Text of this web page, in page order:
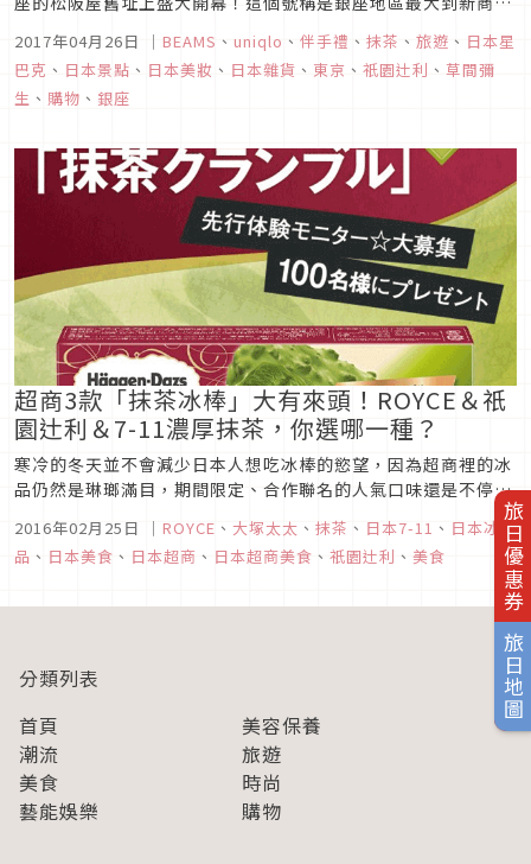
旅日優惠券
旅日地圖
場，就在銀座6丁目•銀座中央通上的UNIQLO前面，是座集合
了商辦、文化、交流設施、空中庭園、觀光景點等，擁有地下6
層加地上13層的大規模商場。地下2樓～6樓以及13樓的部分是
商業...
2017年04月26日 ｜ BEAMS 、 uniqlo 、 伴手禮 、 抹茶 、 旅遊 、 日本星
巴克 、 日本景點 、 日本美妝 、 日本雜貨 、 東京 、 祇園辻利 、 草間彌
生 、 購物 、 銀座
超商3款「抹茶冰棒」大有來頭！ROYCE＆祇
園辻利＆7-11濃厚抹茶，你選哪一種？
寒冷的冬天並不會減少日本人想吃冰棒的慾望，因為超商裡的冰
品仍然是琳瑯滿目，期間限定、合作聯名的人氣口味還是不停地
推陳出新，這篇文章要介紹的是目前超商裡3款令人冬天更想吃
的抹茶冰棒，每一個都各有其特色喔！
2016年02月25日 ｜ ROYCE 、 大塚太太 、 抹茶 、 日本7-11 、 日本冰
品 、 日本美食 、 日本超商 、 日本超商美食 、 祇園辻利 、 美食
分類列表
首頁
美容保養
潮流
旅遊
美食
時尚
藝能娛樂
購物